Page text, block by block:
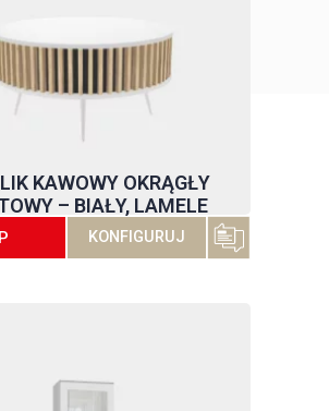
KAWOWY OKRĄGŁY
– BIAŁY, LAMELE
KONFIGURUJ